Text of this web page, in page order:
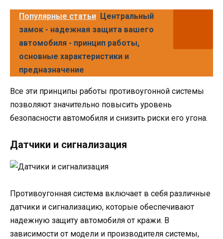
Популярные статьи Центральный
замок - надежная защита вашего
автомобиля - принцип работы,
основные характеристики и
предназначение
Все эти принципы работы противоугонной системы
позволяют значительно повысить уровень
безопасности автомобиля и снизить риски его угона.
Датчики и сигнализация
Противоугонная система включает в себя различные
датчики и сигнализацию, которые обеспечивают
надежную защиту автомобиля от кражи. В
зависимости от модели и производителя системы,